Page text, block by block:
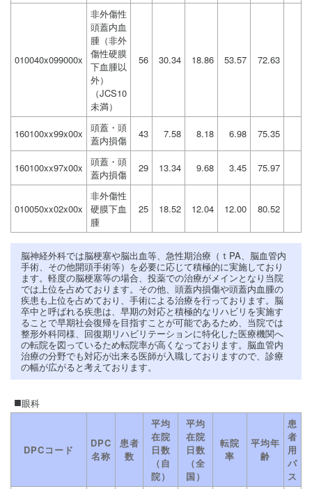
010040x099000x
非外傷性
頭蓋内血
腫（非外
傷性硬膜
下血腫以
外）
（JCS10
未満）
56 30.34 18.86 53.57 72.63
160100xx99x00x
頭蓋・頭
蓋内損傷
43 7.58 8.18 6.98 75.35
160100xx97x00x
頭蓋・頭
蓋内損傷
29 13.34 9.68 3.45 75.97
010050xx02x00x
非外傷性
硬膜下血
腫
25 18.52 12.04 12.00 80.52
脳神経外科では脳梗塞や脳出血等、急性期治療（ｔPA、脳血管内
手術、その他開頭手術等）を必要に応じて積極的に実施しており
ます。軽度の脳梗塞等の場合、投薬での治療がメインとなり当院
では上位を占めております。その他、頭蓋内損傷や頭蓋内血腫の
疾患も上位を占めており、手術による治療を行っております。脳
卒中と呼ばれる疾患は、早期の対応と積極的なリハビリを実施す
ることで早期社会復帰を目指すことが可能であるため、当院では
整形外科同様、回復期リハビリテーションに特化した医療機関へ
の転院を図っているため転院率が高くなっております。脳血管内
治療の分野でも対応が出来る医師が入職しておりますので、診療
の幅が広がると考えております。
眼科
DPCコード
DPC
名称
患者
数
平均
在院
日数
（自
院）
平均
在院
日数
（全
国）
転院
率
平均年
齢
患
者
用
パ
ス